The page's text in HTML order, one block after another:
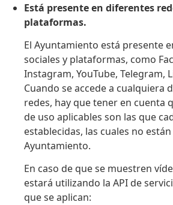
Está presente en diferentes
plataformas.
El Ayuntamiento está presente
sociales y plataformas, como
Instagram, YouTube, Telegram,
Cuando se accede a cualquiera
redes, hay que tener en cuenta
de uso aplicables son las que
establecidas, las cuales no
Ayuntamiento.
En caso de que se muestren
estará utilizando la API de
que se aplican: